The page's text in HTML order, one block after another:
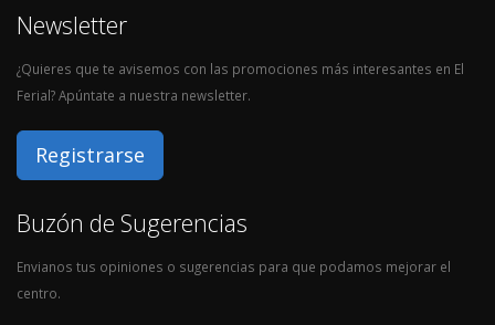
Newsletter
¿Quieres que te avisemos con las promociones más interesantes en El
Ferial? Apúntate a nuestra newsletter.
Registrarse
Buzón de Sugerencias
Envianos tus opiniones o sugerencias para que podamos mejorar el
centro.